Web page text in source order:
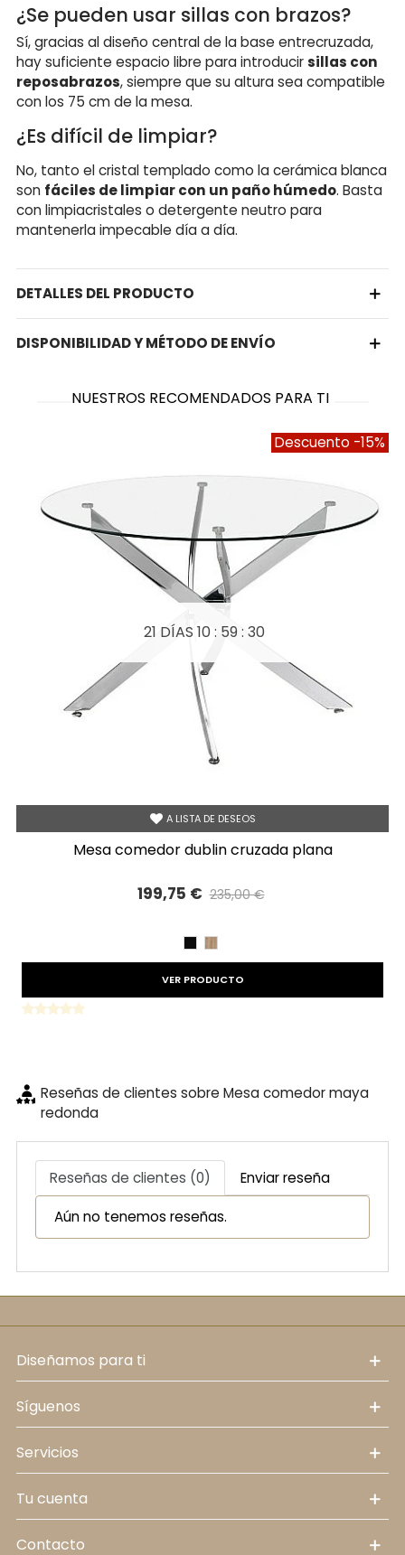
¿Se pueden usar sillas con brazos?
Sí, gracias al diseño central de la base entrecruzada,
hay suficiente espacio libre para introducirsillas con
reposabrazos, siempre que su altura sea compatible
con los 75 cm de la mesa.
¿Es difícil de limpiar?
No, tanto el cristal templado como la cerámica blanca
son fáciles de limpiar con un paño húmedo. Basta
con limpiacristales o detergente neutro para
mantenerla impecable día a día.
DETALLES DEL PRODUCTO
DISPONIBILIDAD Y MÉTODO DE ENVÍO
NUESTROS RECOMENDADOS PARA TI
Descuento -15%
A LISTA DE DESEOS
21 DÍAS 10 : 59 : 30
mesa comedor dublin cruzada plana
199,75 € 235,00 €
NEGROROBLE
VER PRODUCTO
Reseñas de clientes sobre Mesa comedor maya
redonda
Reseñas de clientes (0) Enviar reseña
Aún no tenemos reseñas.
diseñamos para ti
síguenos
servicios
tu cuenta
contacto